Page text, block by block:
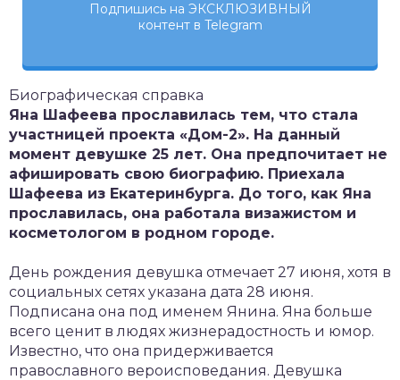
Подпишись на ЭКСКЛЮЗИВНЫЙ
контент в Telegram
Биографическая справка
Яна Шафеева прославилась тем, что стала
участницей проекта «Дом-2». На данный
момент девушке 25 лет. Она предпочитает не
афишировать свою биографию. Приехала
Шафеева из Екатеринбурга. До того, как Яна
прославилась, она работала визажистом и
косметологом в родном городе.
День рождения девушка отмечает 27 июня, хотя в
социальных сетях указана дата 28 июня.
Подписана она под именем Янина. Яна больше
всего ценит в людях жизнерадостность и юмор.
Известно, что она придерживается
православного вероисповедания. Девушка